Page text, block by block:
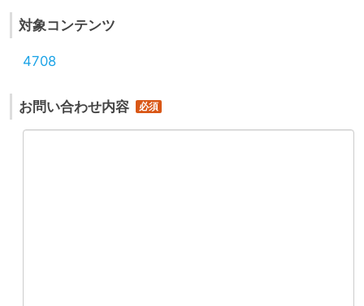
対象コンテンツ
4708
お問い合わせ内容